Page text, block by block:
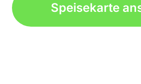
Speisekarte